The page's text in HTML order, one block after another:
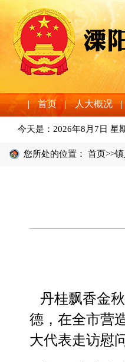
| 首页 | 人大概况 |
今天是： 2026年8月7日 星
您所处的位置： 首页>>
丹桂飘香金
德，在全市营
大代表走访慰